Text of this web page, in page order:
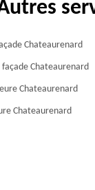
Chateaurenard
Chateaurenard
Chateaurenard
Chateaurenard